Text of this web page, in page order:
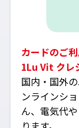
カードのご
1Lu Vit クレ
国内・国外
ンラインシ
ん、電気代